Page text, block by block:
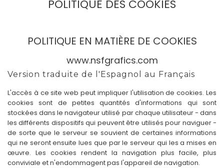
POLITIQUE DES COOKIES
POLITIQUE EN MATIÈRE DE COOKIES
www.nsfgrafics.com
Version traduite de l'Espagnol au Français
L'accès à ce site web peut impliquer l'utilisation de cookies. Les
cookies sont de petites quantités d'informations qui sont
stockées dans le navigateur utilisé par chaque utilisateur - dans
les différents dispositifs qui peuvent être utilisés pour naviguer -
de sorte que le serveur se souvient de certaines informations
qui ne seront ensuite lues que par le serveur qui les a mises en
œuvre. Les cookies rendent la navigation plus facile, plus
conviviale et n'endommagent pas l'appareil de navigation.